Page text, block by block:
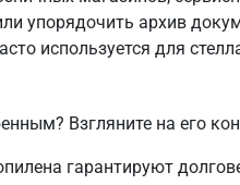
упорядочить архив
используется для
Взгляните на его
гарантируют